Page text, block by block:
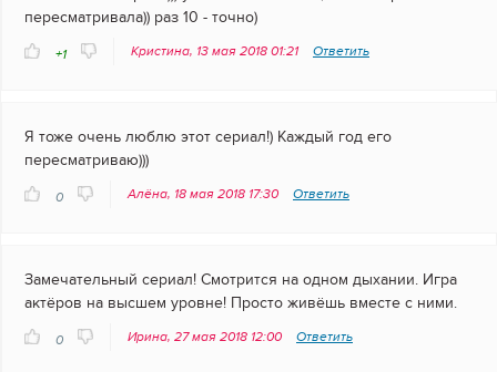
пересматривала)) раз 10 - точно)
+1 Кристина, 13 мая 2018 01:21 Ответить
Я тоже очень люблю этот сериал!) Каждый год его
пересматриваю)))
0 Алёна, 18 мая 2018 17:30 Ответить
Замечательный сериал! Смотрится на одном дыхании. Игра
актёров на высшем уровне! Просто живёшь вместе с ними.
0 Ирина, 27 мая 2018 12:00 Ответить